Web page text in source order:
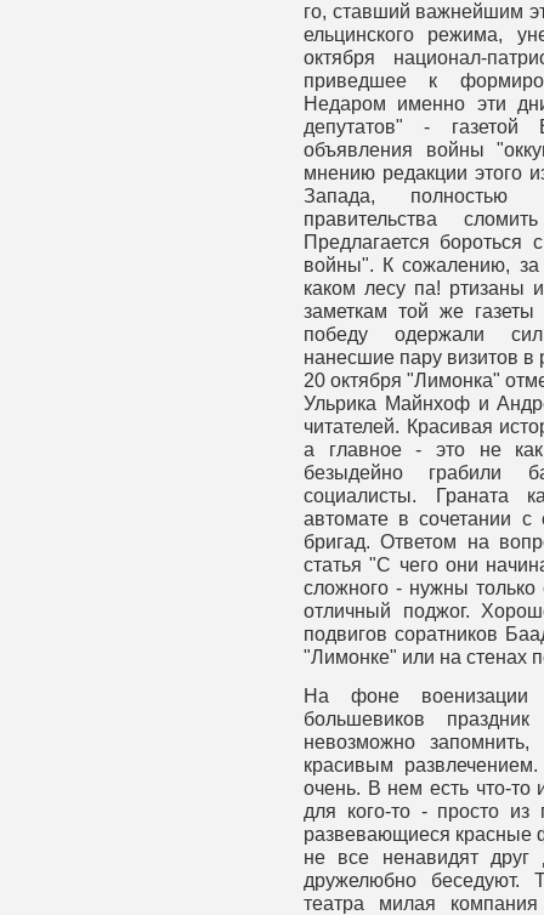
го, ставший важнейшим
ельцинского режима,
октября национал-
приведшее к
Недаром именно эти
депутатов" -
объявления войны
мнению редакции этого
Запада, полностью
правительства
Предлагается бороться
войны". К сожалению,
каком лесу па! ртизаны
заметкам той же
победу одержали
нанесшие пару визитов в
20 октября "Лимонка"
Ульрика Майнхоф и
читателей. Красивая
а главное - это не
безыдейно грабили
социалисты. Граната
автомате в сочетании
бригад. Ответом на
статья "С чего они
сложного - нужны только
отличный поджог.
подвигов соратников
"Лимонке" или на стенах
На фоне военизации
большевиков
невозможно
красивым
очень. В нем есть что-то
для кого-то - просто из
развевающиеся красные
не все ненавидят
дружелюбно беседуют.
театра милая